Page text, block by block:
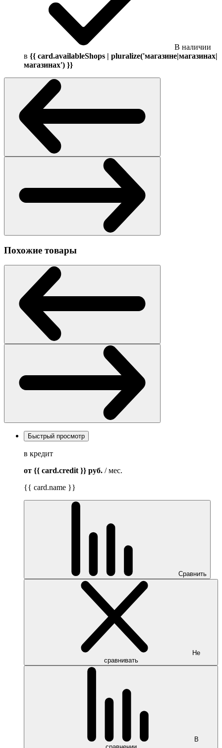
В наличии
в {{ card.availableShops | pluralize('магазине|магазинах|
магазинах') }}
Похожие товары
Быстрый просмотр
в кредит
от {{ card.credit }} руб. / мес.
{{ card.name }}
Сравнить
Не
сравнивать
В